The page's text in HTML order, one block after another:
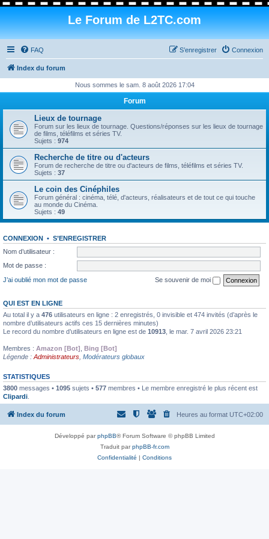
Le Forum de L2TC.com
FAQ Connexion
S’enregistrer
Index du forum
Nous sommes le sam. 8 août 2026 17:04
Forum
Lieux de tournage
Forum sur les lieux de tournage. Questions/réponses sur les lieux de tournage
de films, téléfilms et séries TV.
Sujets : 974
Recherche de titre ou d'acteurs
Forum de recherche de titre ou d'acteurs de films, téléfilms et séries TV.
Sujets : 37
Le coin des Cinéphiles
Forum général : cinéma, télé, d'acteurs, réalisateurs et de tout ce qui touche
au monde du Cinéma.
Sujets : 49
CONNEXION • S’ENREGISTRER
Nom d’utilisateur :
Mot de passe :
J’ai oublié mon mot de passe
Se souvenir de moi
QUI EST EN LIGNE
Au total il y a 476 utilisateurs en ligne : 2 enregistrés, 0 invisible et 474 invités (d’après le
nombre d’utilisateurs actifs ces 15 dernières minutes)
Le record du nombre d’utilisateurs en ligne est de 10913 , le mar. 7 avril 2026 23:21
Membres : Amazon [Bot] Bing [Bot]
Légende : Administrateurs Modérateurs globaux
STATISTIQUES
3800 messages • 1095 sujets • 577 membres • Le membre enregistré le plus récent est
Clipardi
Index du forum Heures au format UTC+02:00
Développé parphpBB® Forum Software © phpBB Limited
Traduit parphpBB-fr.com
Confidentialité | Conditions